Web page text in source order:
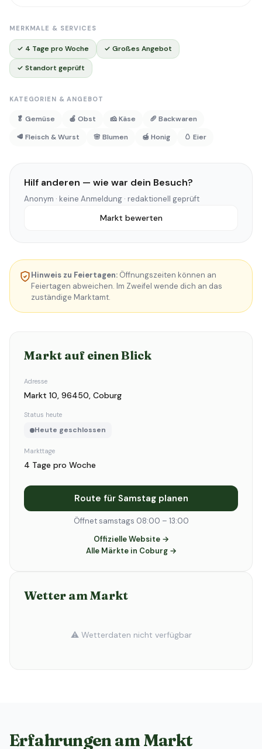
MERKMALE & SERVICES
✓ 4 Tage pro Woche ✓ Großes Angebot
✓ Standort geprüft
KATEGORIEN & ANGEBOT
🥬 Gemüse 🍎 Obst 🧀 Käse
🥖 Backwaren
🥩 Fleisch & Wurst
🌸 Blumen 🍯 Honig 🥚 Eier
Hilf anderen — wie war dein Besuch?
Anonym · keine Anmeldung · redaktionell geprüft
Markt bewerten
Hinweis zu Feiertagen: Öffnungszeiten können an
Feiertagen abweichen. Im Zweifel wende dich an das
zuständige Marktamt.
Markt auf einen Blick
Adresse
Markt 10, 96450, Coburg
Status heute
Heute geschlossen
Markttage
4 Tage pro Woche
Route für Samstag planen
Öffnet samstags 08:00 – 13:00
Offizielle Website →
Alle Märkte in Coburg →
Wetter am Markt
⚠️ Wetterdaten nicht verfügbar
Erfahrungen am Markt